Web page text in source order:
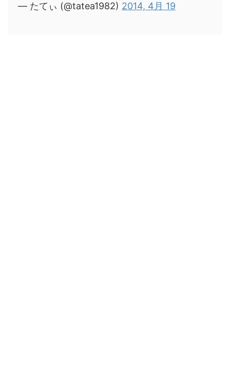
— たてぃ (@tatea1982) 2014, 4月 19